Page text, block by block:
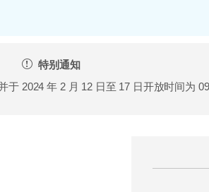
特别通知
2024 年 2 月 12 日至 17 日开放时间为